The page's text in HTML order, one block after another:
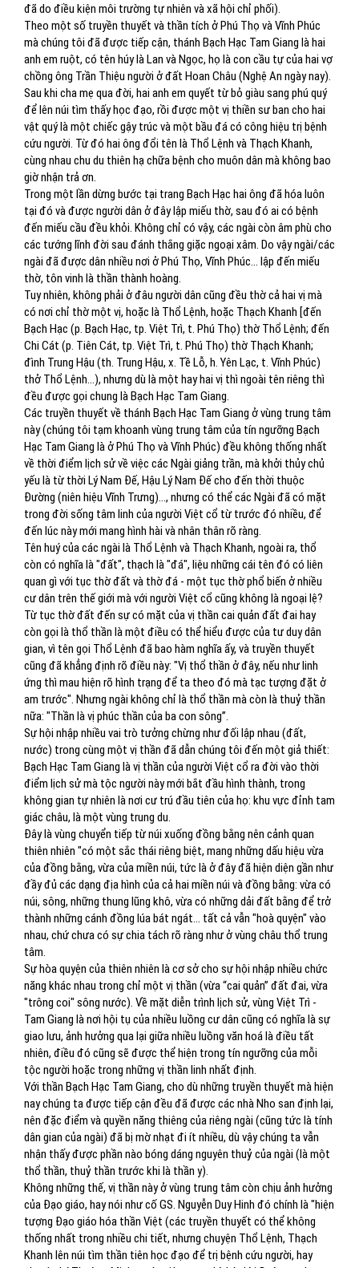
đã do điều kiện môi trường tự nhiên và xã hội chỉ phối).
Theo một số truyền thuyết và thần tích ở Phú Thọ và Vĩnh Phúc
mà chúng tôi đã được tiếp cận, thánh Bạch Hạc Tam Giang là hai
anh em ruột, có tên húy là Lan và Ngọc, họ là con cầu tự của hai vợ
chồng ông Trần Thiệu người ở đất Hoan Châu (Nghệ An ngày nay).
Sau khi cha mẹ qua đời, hai anh em quyết từ bỏ giàu sang phú quý
để lên núi tìm thấy học đạo, rồi được một vị thiền sư ban cho hai
vật quý là một chiếc gậy trúc và một bầu đá có công hiệu trị bệnh
cứu người. Từ đó hai ông đổi tên là Thổ Lệnh và Thạch Khanh,
cùng nhau chu du thiên hạ chữa bệnh cho muôn dân mà không bao
giờ nhận trả ơn.
Trong một lần dừng bước tại trang Bạch Hạc hai ông đã hóa luôn
tại đó và được người dân ở đây lập miếu thờ, sau đó ai có bệnh
đến miếu cầu đều khỏi. Không chỉ có vậy, các ngài còn âm phù cho
các tướng lĩnh đời sau đánh thắng giặc ngoại xâm. Do vậy ngài/các
ngài đã được dân nhiều nơi ở Phú Thọ, Vĩnh Phúc... lập đến miếu
thờ, tôn vinh là thần thành hoàng.
Tuy nhiên, không phải ở đâu người dân cũng đều thờ cả hai vị mà
có nơi chỉ thờ một vị, hoặc là Thổ Lệnh, hoặc Thạch Khanh [đến
Bạch Hạc (p. Bạch Hạc, tp. Việt Trì, t. Phú Thọ) thờ Thổ Lệnh; đến
Chi Cát (p. Tiên Cát, tp. Việt Trì, t. Phú Thọ) thờ Thạch Khanh;
đình Trung Hậu (th. Trung Hậu, x. Tề Lỗ, h. Yên Lạc, t. Vĩnh Phúc)
thở Thổ Lệnh...), nhưng dù là một hay hai vị thì ngoài tên riêng thì
đều được gọi chung là Bạch Hạc Tam Giang.
Các truyền thuyết về thánh Bạch Hạc Tam Giang ở vùng trung tâm
này (chúng tôi tạm khoanh vùng trung tâm của tín ngưỡng Bạch
Hạc Tam Giang là ở Phú Thọ và Vĩnh Phúc) đều không thống nhất
về thời điểm lịch sử về việc các Ngài giảng trần, mà khởi thủy chủ
yếu là từ thời Lý Nam Đế, Hậu Lý Nam Đế cho đến thời thuộc
Đường (niên hiệu Vĩnh Trưng)..., nhưng có thể các Ngài đã có mặt
trong đời sống tâm linh của người Việt cổ từ trước đó nhiều, để
đến lúc này mới mang hình hài và nhân thân rõ ràng.
Tên huý của các ngài là Thổ Lệnh và Thạch Khanh, ngoài ra, thổ
còn có nghĩa là "đất", thạch là "đá", liệu những cái tên đó có liên
quan gì với tục thờ đất và thờ đá - một tục thờ phổ biến ở nhiều
cư dân trên thế giới mà với người Việt cổ cũng không là ngoại lệ?
Từ tục thờ đất đến sự có mặt của vị thần cai quản đất đai hay
còn gọi là thổ thần là một điều có thể hiểu được của tư duy dân
gian, vì tên gọi Thổ Lệnh đã bao hàm nghĩa ấy, và truyền thuyết
cũng đã khẳng định rõ điều này: "Vị thổ thần ở đây, nếu như linh
ứng thì mau hiện rõ hình trạng để ta theo đó mà tạc tượng đặt ở
am trước". Nhưng ngài không chỉ là thổ thần mà còn là thuỷ thần
nữa: "Thần là vị phúc thần của ba con sông”.
Sự hội nhập nhiều vai trò tưởng chừng như đối lập nhau (đất,
nước) trong cùng một vị thần đã dẫn chúng tôi đến một giả thiết:
Bạch Hạc Tam Giang là vị thần của người Việt cổ ra đời vào thời
điểm lịch sử mà tộc người này mới bắt đầu hình thành, trong
không gian tự nhiên là nơi cư trú đầu tiên của họ: khu vực đỉnh tam
giác châu, là một vùng trung du.
Đây là vùng chuyển tiếp từ núi xuống đồng bằng nên cảnh quan
thiên nhiên "có một sắc thái riêng biệt, mang những dấu hiệu vừa
của đồng bằng, vừa của miền núi, tức là ở đây đã hiện diện gần như
đầy đủ các dạng địa hình của cả hai miền núi và đồng bằng: vừa có
núi, sông, những thung lũng khô, vừa có những dải đất bằng để trở
thành những cánh đồng lúa bát ngát... tất cả vẫn "hoà quyện" vào
nhau, chứ chưa có sự chia tách rõ ràng như ở vùng châu thổ trung
tâm.
Sự hòa quyện của thiên nhiên là cơ sở cho sự hội nhập nhiều chức
năng khác nhau trong chỉ một vị thần (vừa “cai quản” đất đai, vừa
"trông coi" sông nước). Về mặt diễn trình lịch sử, vùng Việt Trì -
Tam Giang là nơi hội tụ của nhiều luồng cư dân cũng có nghĩa là sự
giao lưu, ảnh hưởng qua lại giữa nhiều luồng văn hoá là điều tất
nhiên, điều đó cũng sẽ được thể hiện trong tín ngưỡng của mỗi
tộc người hoặc trong những vị thần linh nhất định.
Với thần Bạch Hạc Tam Giang, cho dù những truyền thuyết mà hiện
nay chúng ta được tiếp cận đều đã được các nhà Nho san định lại,
nên đặc điểm và quyền năng thiêng của riêng ngài (cũng tức là tính
dân gian của ngài) đã bị mờ nhạt đi ít nhiều, dù vậy chúng ta vẫn
nhận thấy được phần nào bóng dáng nguyên thuỷ của ngài (là một
thổ thần, thuỷ thần trước khi là thần y).
Không những thế, vị thần này ở vùng trung tâm còn chịu ảnh hưởng
của Đạo giáo, hay nói như cố GS. Nguyễn Duy Hinh đó chính là "hiện
tượng Đạo giáo hóa thần Việt (các truyền thuyết có thể không
thống nhất trong nhiều chi tiết, nhưng chuyện Thổ Lệnh, Thạch
Khanh lên núi tìm thần tiên học đạo để trị bệnh cứu người, hay